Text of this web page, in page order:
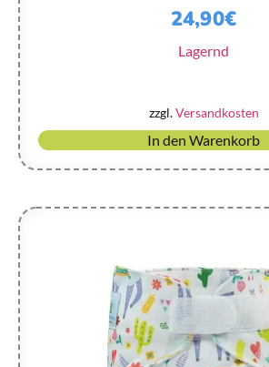
24,90€
Lagernd
zzgl.Versandkosten
In den Warenkorb